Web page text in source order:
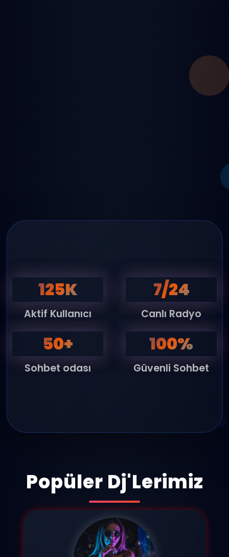
125K
Aktif Kullanıcı
7/24
Canlı Radyo
50+
Sohbet odası
100%
Güvenli Sohbet
Popüler Dj'Lerimiz